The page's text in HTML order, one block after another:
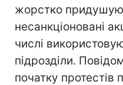
жорстко
несанкціоновані
числі
підрозділи.
початку протестів